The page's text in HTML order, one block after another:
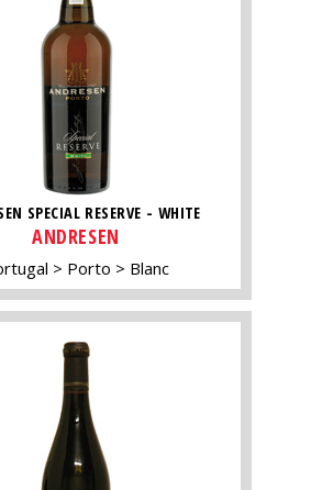
SPECIAL RESERVE - WHITE
ANDRESEN
Porto Blanc